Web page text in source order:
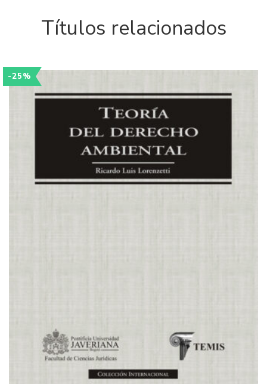
Títulos relacionados
-25%